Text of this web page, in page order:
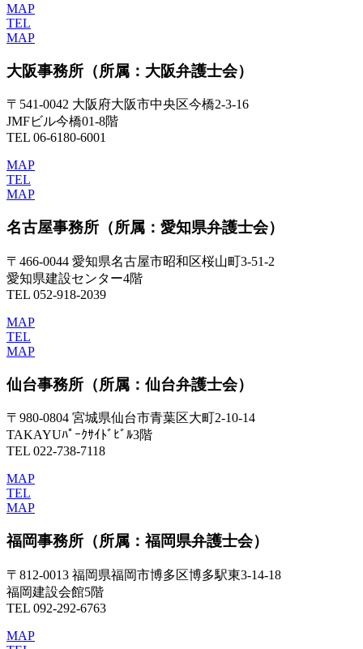
MAP
TEL
MAP
大阪事務所 （所属：大阪弁護士会）
〒541-0042 大阪府大阪市中央区今橋2-3-16
JMFビル今橋01-8階
TEL 06-6180-6001
MAP
TEL
MAP
名古屋事務所 （所属：愛知県弁護士会）
〒466-0044 愛知県名古屋市昭和区桜山町3-51-2
愛知県建設センター4階
TEL 052-918-2039
MAP
TEL
MAP
仙台事務所 （所属：仙台弁護士会）
〒980-0804 宮城県仙台市青葉区大町2-10-14
TAKAYUﾊﾟｰｸｻｲﾄﾞﾋﾞﾙ3階
TEL 022-738-7118
MAP
TEL
MAP
福岡事務所 （所属：福岡県弁護士会）
〒812-0013 福岡県福岡市博多区博多駅東3-14-18
福岡建設会館5階
TEL 092-292-6763
MAP